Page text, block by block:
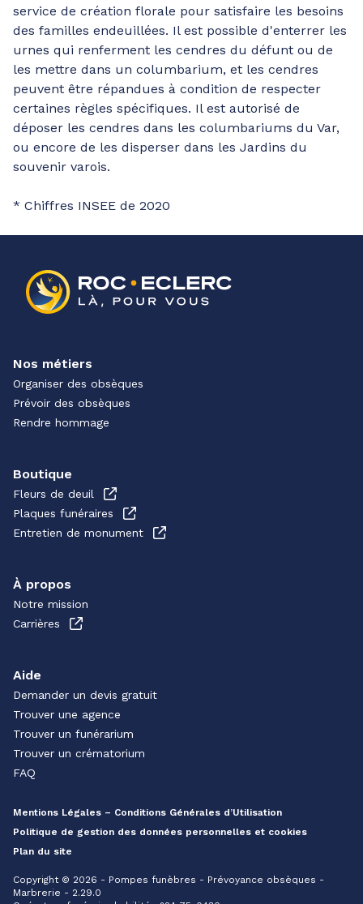
service de création florale pour satisfaire les besoins
des familles endeuillées. Il est possible d'enterrer les
urnes qui renferment les cendres du défunt ou de
les mettre dans un columbarium, et les cendres
peuvent être répandues à condition de respecter
certaines règles spécifiques. Il est autorisé de
déposer les cendres dans les columbariums du Var,
ou encore de les disperser dans les Jardins du
souvenir varois.
* Chiffres INSEE de 2020
Nos métiers
Organiser des obsèques
Prévoir des obsèques
Rendre hommage
Boutique
Fleurs de deuil
Plaques funéraires
Entretien de monument
À propos
Notre mission
Carrières
Aide
Demander un devis gratuit
Trouver une agence
Trouver un funérarium
Trouver un crématorium
FAQ
Mentions Légales – Conditions Générales d’Utilisation
Politique de gestion des données personnelles et cookies
Plan du site
Copyright © 2026 - Pompes funèbres - Prévoyance obsèques -
Marbrerie - 2.29.0